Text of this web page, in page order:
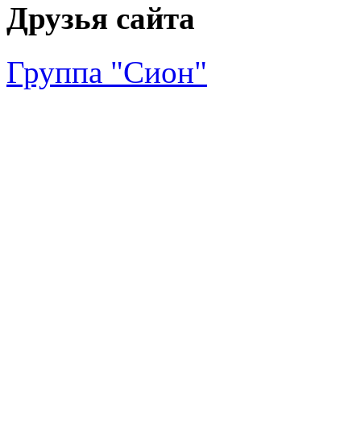
Друзья сайта
Группа "Сион"